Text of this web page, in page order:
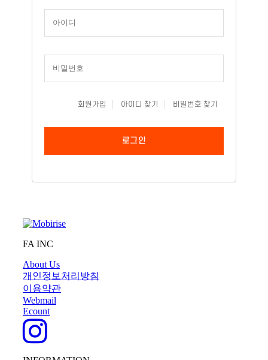
회원가입 아이디 찾기 비밀번호 찾기
로그인
FA INC
About Us
개인정보처리방침
이용약관
Webmail
Ecount